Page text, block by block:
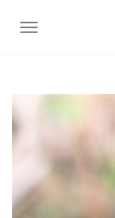
AFFICHER/